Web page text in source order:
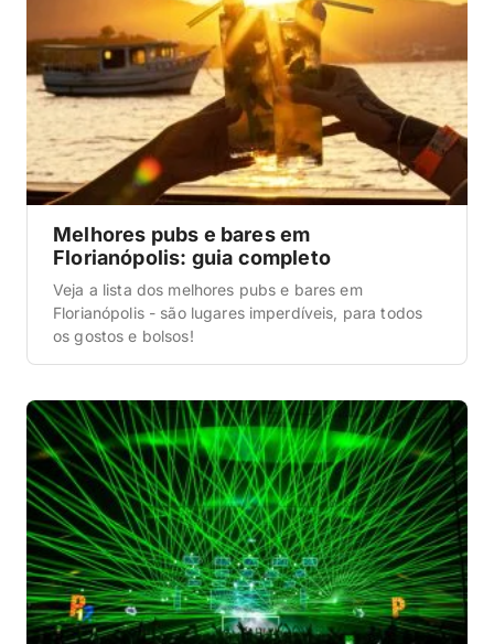
Melhores pubs e bares em
Florianópolis: guia completo
Veja a lista dos melhores pubs e bares em
Florianópolis - são lugares imperdíveis, para todos
os gostos e bolsos!